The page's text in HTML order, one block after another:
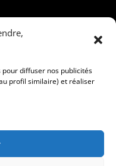
diffuser nos publicités
profil similaire) et réaliser